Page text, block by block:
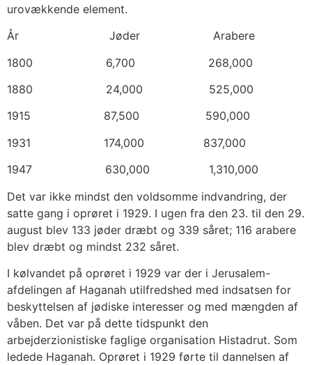
urovækkende element.
År Jøder Arabere
1800 6,700 268,000
1880 24,000 525,000
1915 87,500 590,000
1931 174,000 837,000
1947 630,000 1,310,000
Det var ikke mindst den voldsomme indvandring, der
satte gang i oprøret i 1929. I ugen fra den 23. til den 29.
august blev 133 jøder dræbt og 339 såret; 116 arabere
blev dræbt og mindst 232 såret.
I kølvandet på oprøret i 1929 var der i Jerusalem-
afdelingen af Haganah utilfredshed med indsatsen for
beskyttelsen af jødiske interesser og med mængden af
våben. Det var på dette tidspunkt den
arbejderzionistiske faglige organisation Histadrut. Som
ledede Haganah. Oprøret i 1929 førte til dannelsen af